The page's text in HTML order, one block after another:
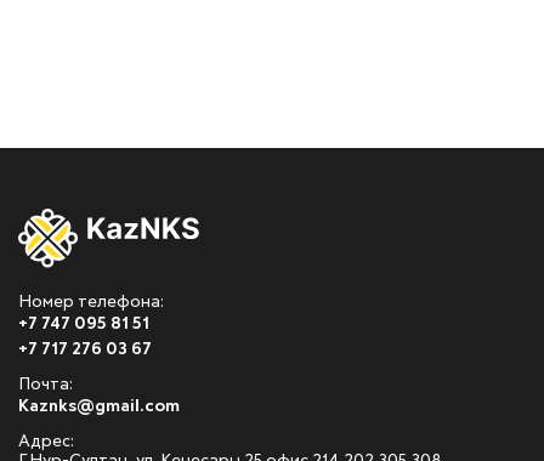
Номер телефона:
+7 747 095 81 51
+7 717 276 03 67
Почта:
Kaznks@gmail.com
Адрес: